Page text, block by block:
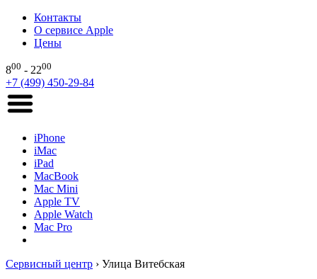
Контакты
О сервисе Apple
Цены
800 - 2200
+7 (499) 450-29-84
iPhone
iMac
iPad
MacBook
Mac Mini
Apple TV
Apple Watch
Mac Pro
Сервисный центр › Улица Витебская